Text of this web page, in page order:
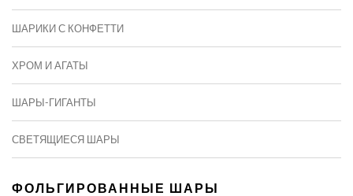
ШАРИКИ С КОНФЕТТИ
ХРОМ И АГАТЫ
ШАРЫ-ГИГАНТЫ
СВЕТЯЩИЕСЯ ШАРЫ
ФОЛЬГИРОВАННЫЕ ШАРЫ